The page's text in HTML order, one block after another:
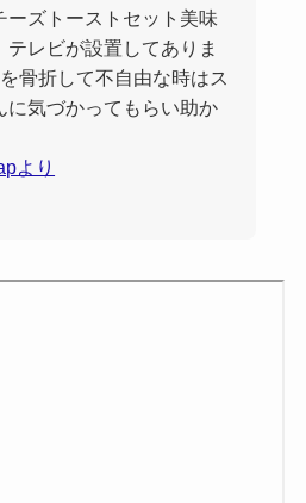
ーズトーストセット美味
テレビが設置してありま
骨折して不自由な時はス
に気づかってもらい助か
より